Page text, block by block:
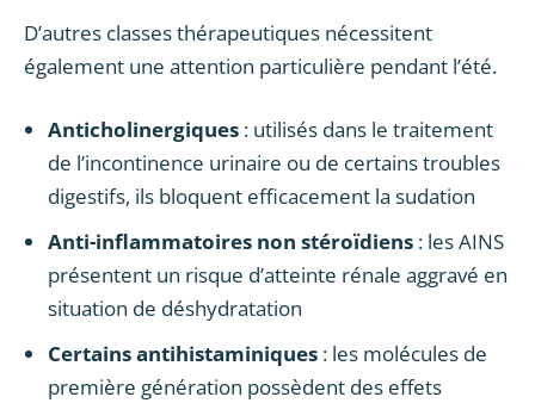
D’autres classes thérapeutiques nécessitent
également une attention particulière pendant l’été.
Anticholinergiques : utilisés dans le traitement
de l’incontinence urinaire ou de certains troubles
digestifs, ils bloquent efficacement la sudation
Anti-inflammatoires non stéroïdiens : les AINS
présentent un risque d’atteinte rénale aggravé en
situation de déshydratation
Certains antihistaminiques : les molécules de
première génération possèdent des effets